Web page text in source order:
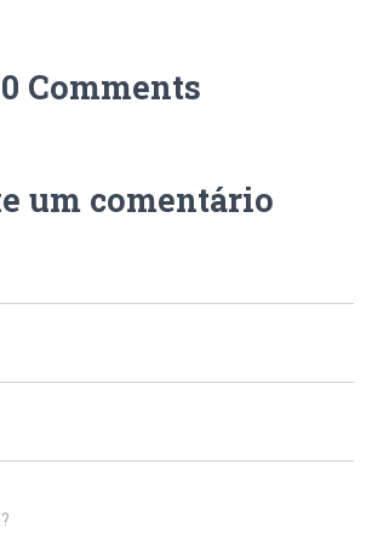
0 Comments
um comentário